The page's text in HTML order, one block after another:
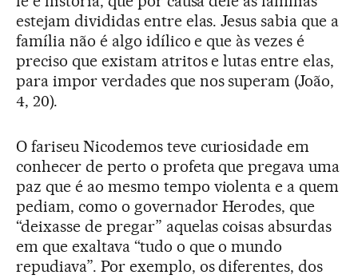
estejam divididas entre elas. Jesus sabia que a
família não é algo idílico e que às vezes é
preciso que existam atritos e lutas entre elas,
para impor verdades que nos superam (João,
4, 20).
O fariseu Nicodemos teve curiosidade em
conhecer de perto o profeta que pregava uma
paz que é ao mesmo tempo violenta e a quem
pediam, como o governador Herodes, que
“deixasse de pregar” aquelas coisas absurdas
em que exaltava “tudo o que o mundo
repudiava”. Por exemplo, os diferentes, dos